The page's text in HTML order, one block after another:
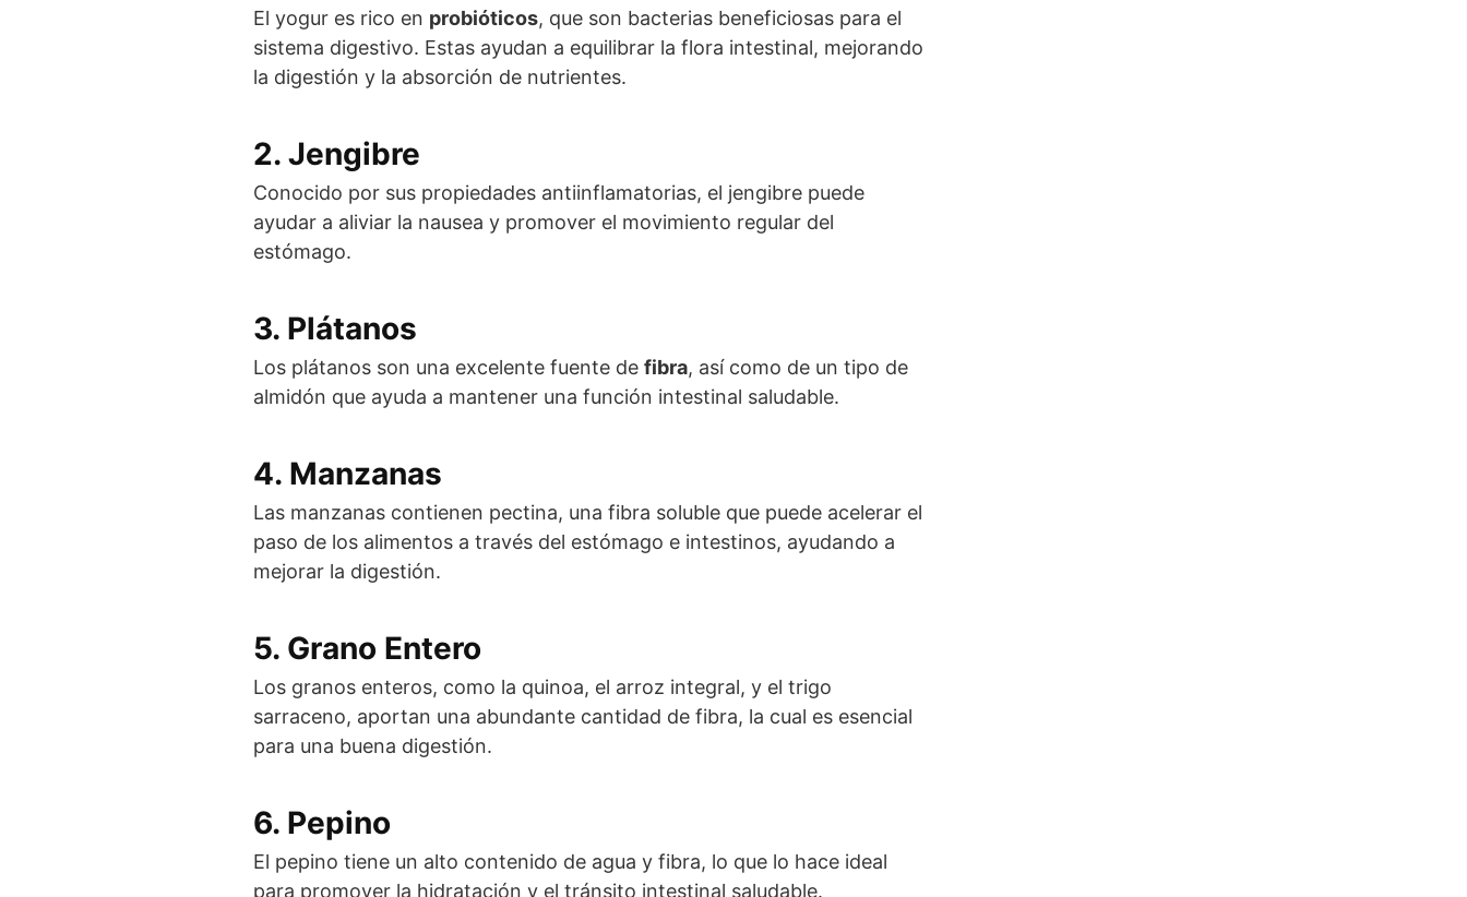
El yogur es rico en probióticos, que son bacterias beneficiosas para el
sistema digestivo. Estas ayudan a equilibrar la flora intestinal, mejorando
la digestión y la absorción de nutrientes.
2. Jengibre
Conocido por sus propiedades antiinflamatorias, el jengibre puede
ayudar a aliviar la nausea y promover el movimiento regular del
estómago.
3. Plátanos
Los plátanos son una excelente fuente de fibra, así como de un tipo de
almidón que ayuda a mantener una función intestinal saludable.
4. Manzanas
Las manzanas contienen pectina, una fibra soluble que puede acelerar el
paso de los alimentos a través del estómago e intestinos, ayudando a
mejorar la digestión.
5. Grano Entero
Los granos enteros, como la quinoa, el arroz integral, y el trigo
sarraceno, aportan una abundante cantidad de fibra, la cual es esencial
para una buena digestión.
6. Pepino
El pepino tiene un alto contenido de agua y fibra, lo que lo hace ideal
para promover la hidratación y el tránsito intestinal saludable.